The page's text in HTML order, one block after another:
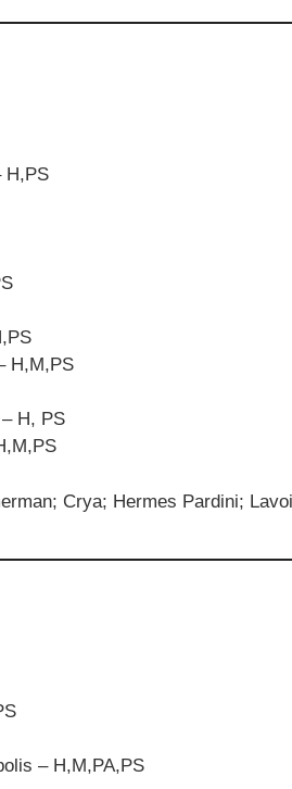
H,PS
H,M,PS
H, PS
Crya; Hermes Pardini;
– H,M,PA,PS